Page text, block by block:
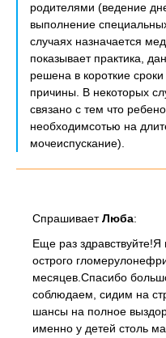
родителями (ведение
выполнение
случаях назначается
показывает практика,
решена в короткие
причины. В некоторых
связано с тем что
необходимсотью на
мочеиспускание).
СпрашиваетЛюба:
Еще раз
острого
месяцев.Спасибо
соблюдаем, сидим на
шансы на полное
именно у детей столь